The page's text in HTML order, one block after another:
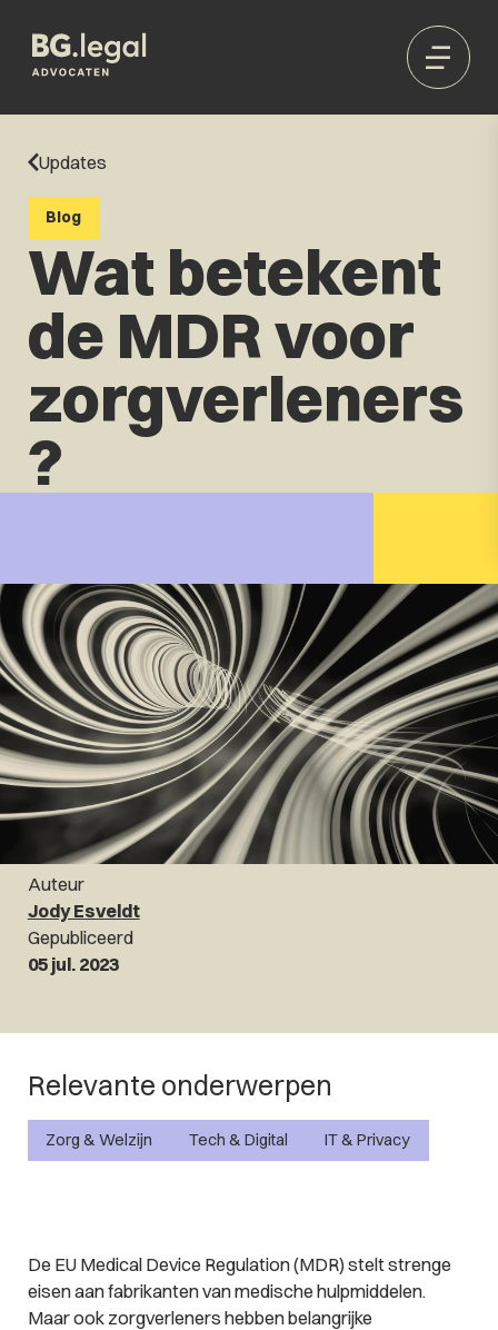
Updates
Blog
Wat betekent
de MDR voor
zorgverleners
?
Auteur
Jody Esveldt
Gepubliceerd
05 jul. 2023
Relevante onderwerpen
Zorg & Welzijn Tech & Digital IT & Privacy
De EU Medical Device Regulation (MDR) stelt strenge
eisen aan fabrikanten van medische hulpmiddelen.
Maar ook zorgverleners hebben belangrijke